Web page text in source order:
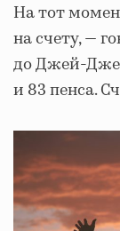
На тот
на счету, —
до Джей-
и 83 пенса.